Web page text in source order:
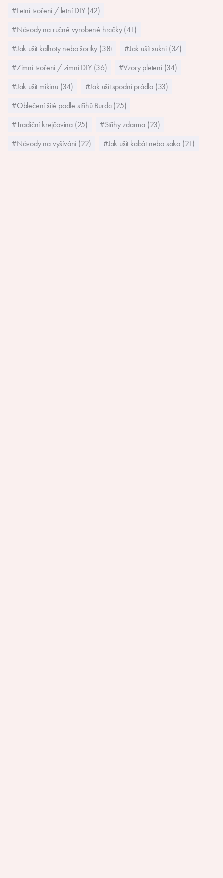
#Letní tvoření / letní DIY (42)
#Návody na ručně vyrobené hračky (41)
#Jak ušít kalhoty nebo šortky (38)
#Jak ušít sukni (37)
#Zimní tvoření / zimní DIY (36)
#Vzory pletení (34)
#Jak ušít mikinu (34)
#Jak ušít spodní prádlo (33)
#Oblečení šité podle střihů Burda (25)
#Tradiční krejčovina (25)
#Střihy zdarma (23)
#Návody na vyšívání (22)
#Jak ušít kabát nebo sako (21)